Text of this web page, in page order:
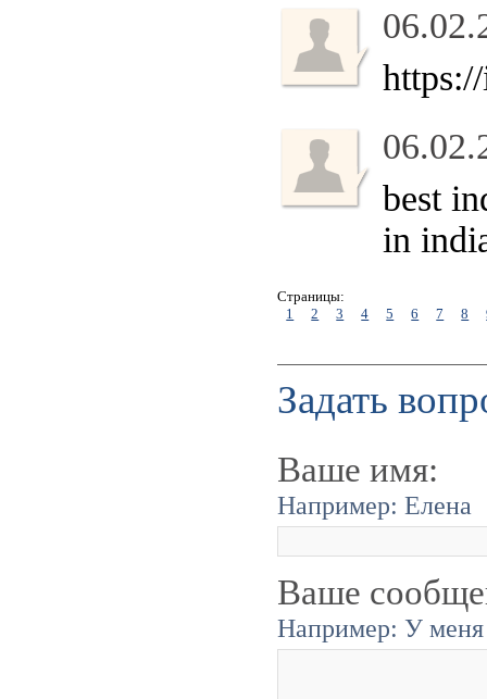
best
in
Страницы:
1
2 3 4 5 6 7 8
Задать
Ваше имя:
Например: Елена
Ваше
Например: У меня